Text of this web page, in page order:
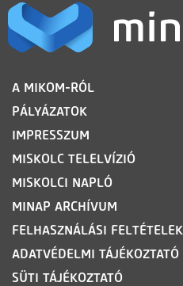
LÁBLÉC
A MIKOM-RÓL
PÁLYÁZATOK
IMPRESSZUM
MISKOLC TELELVÍZIÓ
MISKOLCI NAPLÓ
MINAP ARCHÍVUM
FELHASZNÁLÁSI FELTÉTELEK
ADATVÉDELMI TÁJÉKOZTATÓ
SÜTI TÁJÉKOZTATÓ